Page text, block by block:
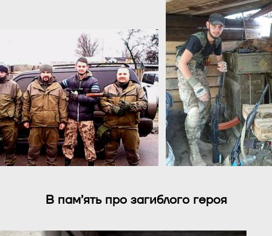
В пам’ять про загиблого героя